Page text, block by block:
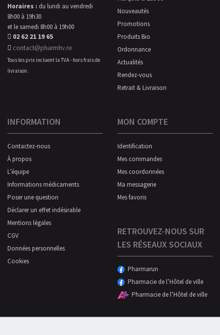
Horaires : du lundi au vendredi
8h00 à 19h30
et le samedi 8h00 à 19h00
02 62 21 19 65
contact@pharmhv.re
Tous les prix incluent la TVA - hors frais de
livraison.
Nouveautés
Promotions
Produits Bio
Ordonnance
Actualités
Rendez-vous
Retrait & Livraison
INFORMATION
Contactez-nous
À propos
L’équipe
Informations médicaments
Poser une question
Déclarer un effet indésirable
Mentions légales
CGV
Données personnelles
Cookies
MON COMPTE
Identification
Mes commandes
Mes coordonnées
Ma messagerie
Mes favoris
RETROUVEZ-NOUS SUR
LES RÉSEAUX SOCIAUX
Pharmarun
Pharmacie de l’Hôtel de ville
Pharmacie de l’Hôtel de ville